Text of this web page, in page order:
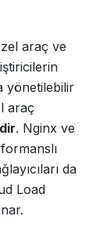
araç ve
yönetilebilir
araç
. Nginx ve
da
Load